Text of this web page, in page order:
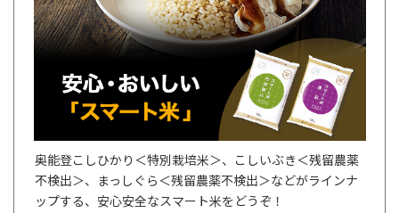
奥能登こしひかり＜特別栽培米＞、こしいぶき＜残留農薬
不検出＞、まっしぐら＜残留農薬不検出＞などがラインナ
ップする、安心安全なスマート米をどうぞ！